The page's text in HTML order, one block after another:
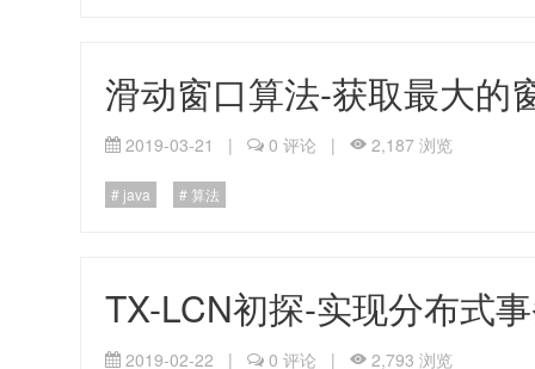
滑动窗口算法-获取最大的
2019-03-21 | 0 评论 | 2,187 浏览
java 算法
TX-LCN初探-实现分布式
2019-02-22 | 0 评论 | 2,793 浏览